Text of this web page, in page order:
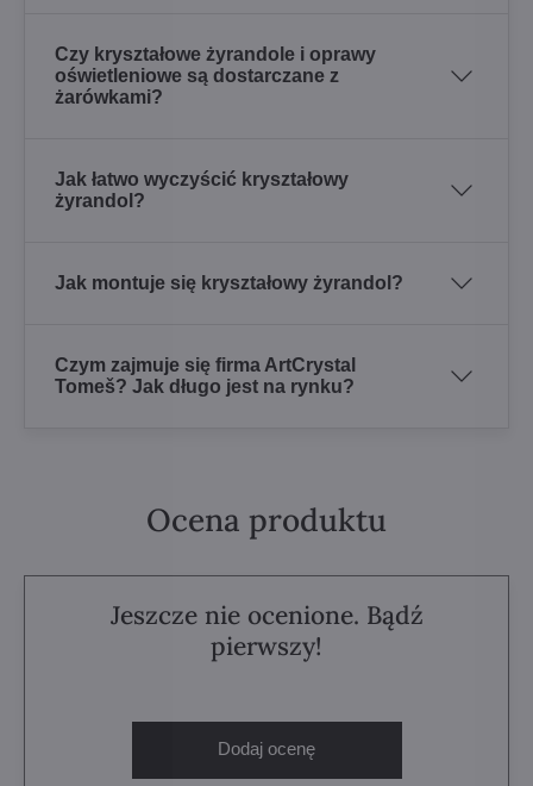
Czy kryształowe żyrandole i oprawy
oświetleniowe są dostarczane z
żarówkami?
Jak łatwo wyczyścić kryształowy
żyrandol?
Jak montuje się kryształowy żyrandol?
Czym zajmuje się firma ArtCrystal
Tomeš? Jak długo jest na rynku?
Ocena produktu
Jeszcze nie ocenione. Bądź
pierwszy!
Dodaj ocenę